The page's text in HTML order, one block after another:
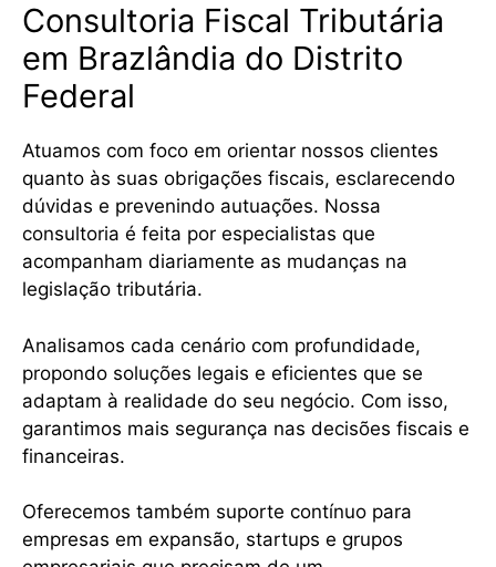
Consultoria Fiscal Tributária
em Brazlândia do Distrito
Federal
Atuamos com foco em orientar nossos clientes
quanto às suas obrigações fiscais, esclarecendo
dúvidas e prevenindo autuações. Nossa
consultoria é feita por especialistas que
acompanham diariamente as mudanças na
legislação tributária.
Analisamos cada cenário com profundidade,
propondo soluções legais e eficientes que se
adaptam à realidade do seu negócio. Com isso,
garantimos mais segurança nas decisões fiscais e
financeiras.
Oferecemos também suporte contínuo para
empresas em expansão, startups e grupos